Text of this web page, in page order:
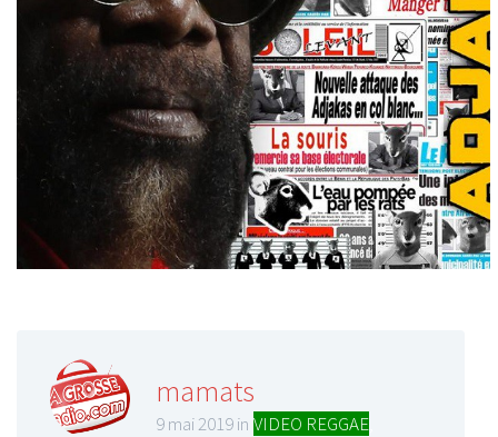
mamats
9 mai 2019 in VIDEO REGGAE